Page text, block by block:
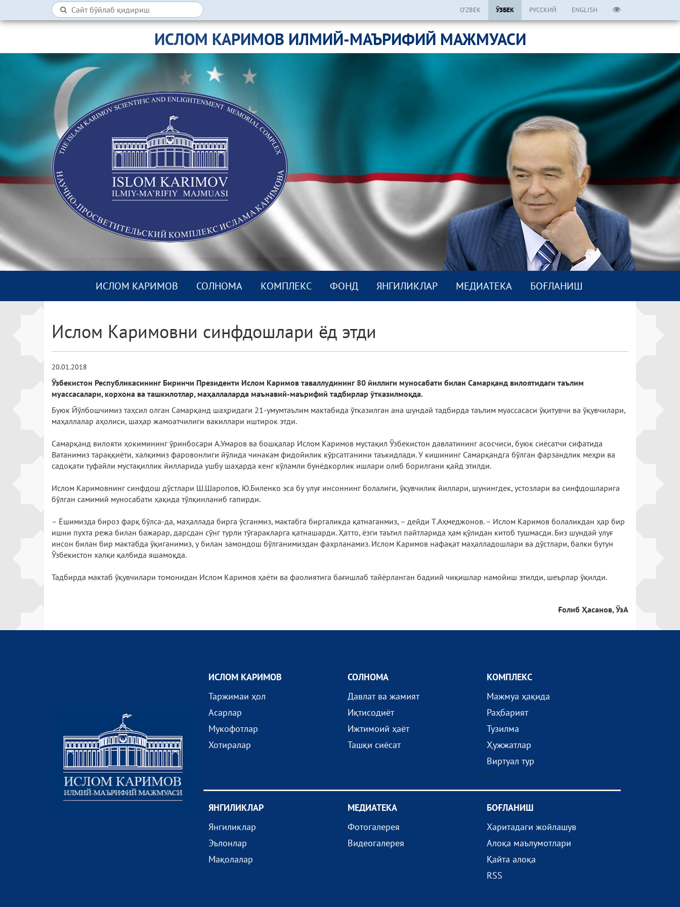
O’ZBEK ЎЗБЕК РУССКИЙ ENGLISH
ИСЛОМ КАРИМОВ ИЛМИЙ-МАЪРИФИЙ МАЖМУАСИ
ИСЛОМ КАРИМОВ СОЛНОМА КОМПЛEКС ФОНД ЯНГИЛИКЛАР МEДИАТEКА БОҒЛАНИШ
Ислом Каримовни синфдошлари ёд этди
20.01.2018
Ўзбекистон Республикасининг Биринчи Президенти Ислом Каримов таваллудининг 80 йиллиги муносабати билан Самарқанд вилоятидаги таълим
муассасалари, корхона ва ташкилотлар, маҳаллаларда маънавий-маърифий тадбирлар ўтказилмоқда.
Буюк Йўлбошчимиз таҳсил олган Самарқанд шаҳридаги 21-умумтаълим мактабида ўтказилган ана шундай тадбирда таълим муассасаси ўқитувчи ва ўқувчилари,
маҳаллалар аҳолиси, шаҳар жамоатчилиги вакиллари иштирок этди.
Самарқанд вилояти ҳокимининг ўринбосари А.Умаров ва бошқалар Ислом Каримов мустақил Ўзбекистон давлатининг асосчиси, буюк сиёсатчи сифатида
Ватанимиз тараққиёти, халқимиз фаровонлиги йўлида чинакам фидойилик кўрсатганини таъкидлади. У кишининг Самарқандга бўлган фарзандлик меҳри ва
садоқати туфайли мустақиллик йилларида ушбу шаҳарда кенг кўламли бунёдкорлик ишлари олиб борилгани қайд этилди.
Ислом Каримовнинг синфдош дўстлари Ш.Шаропов, Ю.Биленко эса бу улуғ инсоннинг болалиги, ўқувчилик йиллари, шунингдек, устозлари ва синфдошларига
бўлган самимий муносабати ҳақида тўлқинланиб гапирди.
– Ёшимизда бироз фарқ бўлса-да, маҳаллада бирга ўсганмиз, мактабга биргаликда қатнаганмиз, – дейди Т.Аҳмеджонов. – Ислом Каримов болаликдан ҳар бир
ишни пухта режа билан бажарар, дарсдан сўнг турли тўгаракларга қатнашарди. Ҳатто, ёзги таътил пайтларида ҳам қўлидан китоб тушмасди. Биз шундай улуғ
инсон билан бир мактабда ўқиганимиз, у билан замондош бўлганимиздан фахрланамиз. Ислом Каримов нафақат маҳалладошлари ва дўстлари, балки бутун
Ўзбекистон халқи қалбида яшамоқда.
Тадбирда мактаб ўқувчилари томонидан Ислом Каримов ҳаёти ва фаолиятига бағишлаб тайёрланган бадиий чиқишлар намойиш этилди, шеърлар ўқилди.
Ғолиб Ҳасанов, ЎзА
ИСЛОМ КАРИМОВ
Таржимаи ҳол
Асарлар
Мукофотлар
Хотиралар
СОЛНОМА
Давлат ва жамият
Иқтисодиёт
Ижтимоий ҳаёт
Ташқи сиёсат
КОМПЛEКС
Мажмуа ҳақида
Раҳбарият
Тузилма
Ҳужжатлар
Виртуал тур
?>
ЯНГИЛИКЛАР
Янгиликлар
Эълонлар
Мақолалар
МEДИАТEКА
Фотогалерея
Видеогалерея
БОҒЛАНИШ
Харитадаги жойлашув
Алоқа маълумотлари
Қайта алоқа
RSS